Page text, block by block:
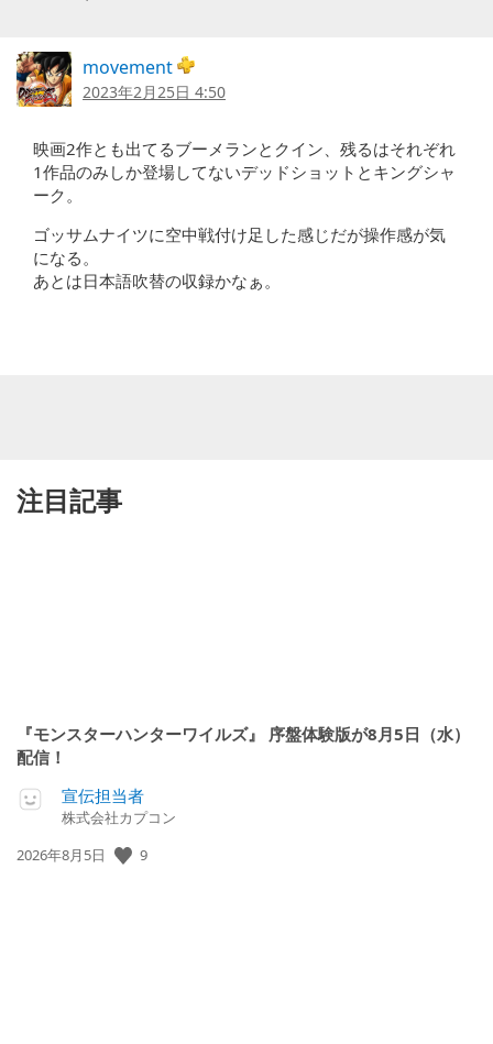
movement
2023年2月25日 4:50
映画2作とも出てるブーメランとクイン、残るはそれぞれ
1作品のみしか登場してないデッドショットとキングシャ
ーク。
ゴッサムナイツに空中戦付け足した感じだが操作感が気
になる。
あとは日本語吹替の収録かなぁ。
注目記事
『モンスターハンターワイルズ』 序盤体験版が8月5日（水）
配信！
宣伝担当者
株式会社カプコン
公
2026年8月5日 9